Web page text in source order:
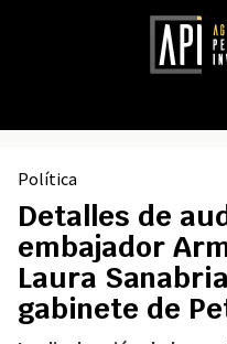
Política
Detalles de
embajador
Laura
gabinete de